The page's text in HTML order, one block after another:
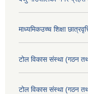
माध्यमिकउच्च शिक्षा
टोल विकास संस्था (गठन
टोल विकास संस्था (गठन